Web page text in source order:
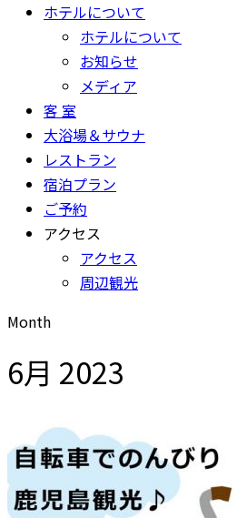
ホテルについて
ホテルについて
お知らせ
メディア
客 室
大浴場＆サウナ
レストラン
宿泊プラン
ご予約
アクセス
アクセス
周辺観光
Month
6月 2023